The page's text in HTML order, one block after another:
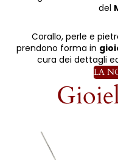
del
Corallo, perle e
prendono forma in
cura dei dettagli
LA